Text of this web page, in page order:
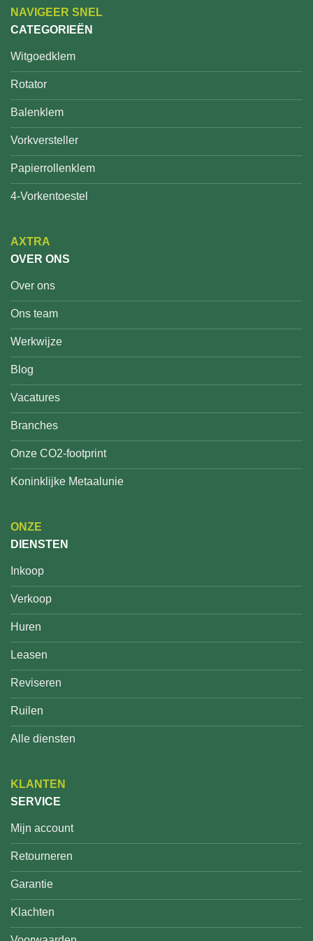
NAVIGEER SNEL
CATEGORIEËN
Witgoedklem
Rotator
Balenklem
Vorkversteller
Papierrollenklem
4-Vorkentoestel
AXTRA
OVER ONS
Over ons
Ons team
Werkwijze
Blog
Vacatures
Branches
Onze CO2-footprint
Koninklijke Metaalunie
ONZE
DIENSTEN
Inkoop
Verkoop
Huren
Leasen
Reviseren
Ruilen
Alle diensten
KLANTEN
SERVICE
Mijn account
Retourneren
Garantie
Klachten